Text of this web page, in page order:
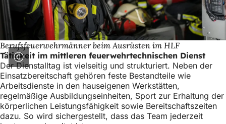
i
e
r
:
Berufsfeuerwehrmänner beim Ausrüsten im HLF
Tätigkeit im mittleren feuerwehrtechnischen Dienst
Der Dienstalltag ist vielseitig und strukturiert. Neben der
Einsatzbereitschaft gehören feste Bestandteile wie
Arbeitsdienste in den hauseigenen Werkstätten,
regelmäßige Ausbildungseinheiten, Sport zur Erhaltung der
körperlichen Leistungsfähigkeit sowie Bereitschaftszeiten
dazu. So wird sichergestellt, dass das Team jederzeit